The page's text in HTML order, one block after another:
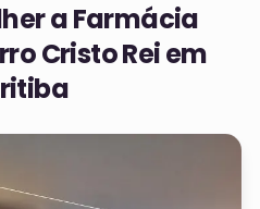
a Farmácia
Cristo Rei em